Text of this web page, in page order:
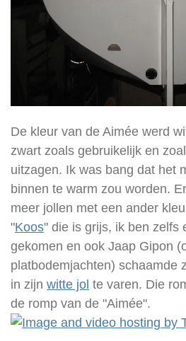
De kleur van de Aimée werd
zwart zoals gebruikelijk en
uitzagen. Ik was bang dat het
binnen te warm zou worden.
meer jollen met een ander
"Koos" die is grijs, ik ben zelfs
gekomen en ook Jaap Gipon
platbodemjachten) schaamde
in zijn witte jol te varen. Die
de romp van de "Aimée".